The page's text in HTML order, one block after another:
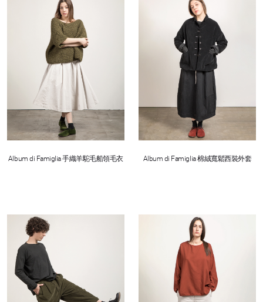
Album di Famiglia 手織羊駝毛船領毛衣 Album di Famiglia 棉絨寬鬆西裝外套